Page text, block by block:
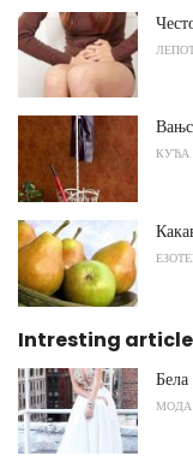
КУЋА
Intresting
МОДА